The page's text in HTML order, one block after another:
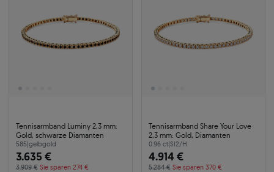
Tennisarmband Luminy 2,3 mm:
Gold, schwarze Diamanten
585|gelbgold
3.635 €
3.909 € Sie sparen 274 €
Tennisarmband Share Your Love
2,3 mm: Gold, Diamanten
0.96 ct|SI2/H
4.914 €
5.284 € Sie sparen 370 €